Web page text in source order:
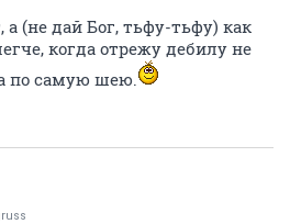
(не дай Бог, тьфу-тьфу) как
когда отрежу дебилу не
по самую шею.